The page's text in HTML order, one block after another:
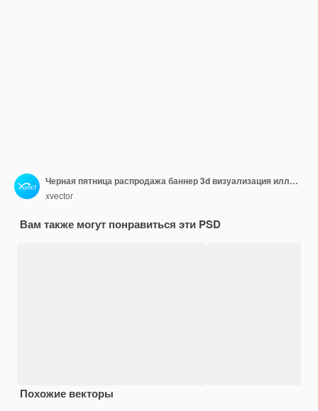
Черная пятница распродажа баннер 3d визуализация иллюстрации
xvector
Вам также могут понравиться эти PSD
Похожие векторы